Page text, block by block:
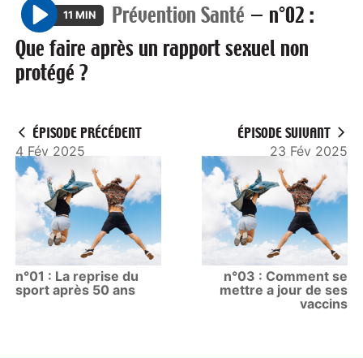
P
l
a
11 MIN Prévention Santé — n°02 :
Que faire après un rapport sexuel non
protégé ?
ÉPISODE PRÉCÉDENT
4 Fév 2025
n°01 : La reprise du
sport après 50 ans
ÉPISODE SUIVANT
23 Fév 2025
n°03 : Comment se
mettre a jour de ses
vaccins